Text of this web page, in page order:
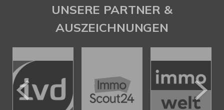
UNSERE PARTNER &
AUSZEICHNUNGEN